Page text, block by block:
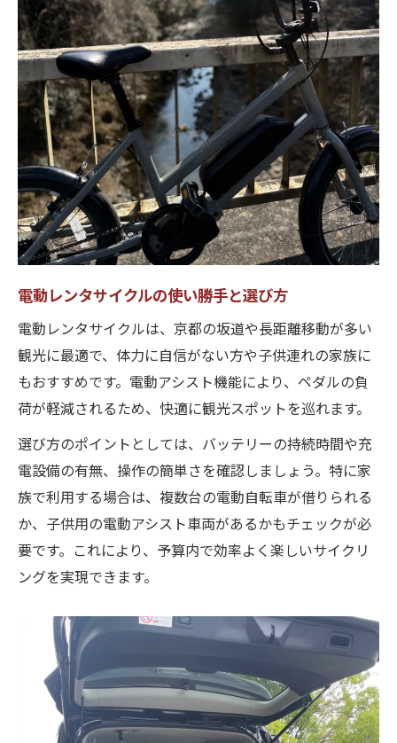
電動レンタサイクルの使い勝手と選び方
電動レンタサイクルは、京都の坂道や長距離移動が多い
観光に最適で、体力に自信がない方や子供連れの家族に
もおすすめです。電動アシスト機能により、ペダルの負
荷が軽減されるため、快適に観光スポットを巡れます。
選び方のポイントとしては、バッテリーの持続時間や充
電設備の有無、操作の簡単さを確認しましょう。特に家
族で利用する場合は、複数台の電動自転車が借りられる
か、子供用の電動アシスト車両があるかもチェックが必
要です。これにより、予算内で効率よく楽しいサイクリ
ングを実現できます。